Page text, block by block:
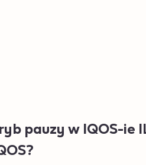
pauzy w IQOS-ie